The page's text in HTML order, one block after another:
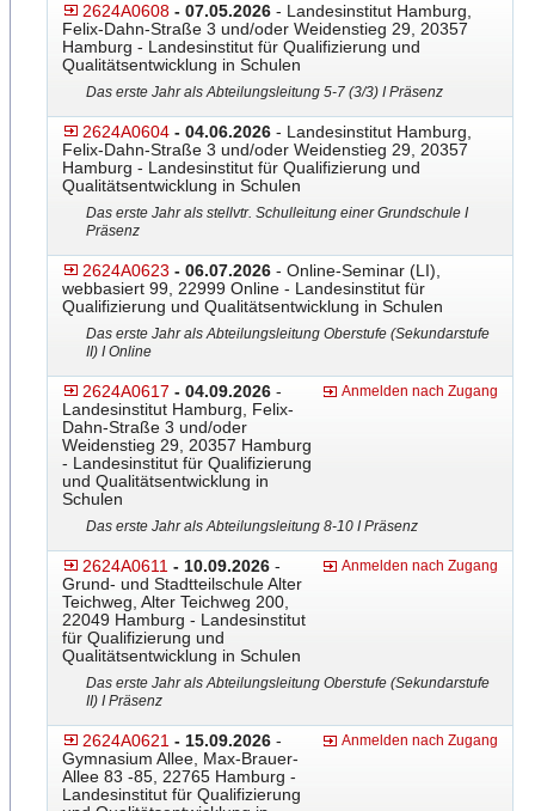
2624A0608 - 07.05.2026 - Landesinstitut Hamburg,
Felix-Dahn-Straße 3 und/oder Weidenstieg 29, 20357
Hamburg - Landesinstitut für Qualifizierung und
Qualitätsentwicklung in Schulen
Das erste Jahr als Abteilungsleitung 5-7 (3/3) I Präsenz
2624A0604 - 04.06.2026 - Landesinstitut Hamburg,
Felix-Dahn-Straße 3 und/oder Weidenstieg 29, 20357
Hamburg - Landesinstitut für Qualifizierung und
Qualitätsentwicklung in Schulen
Das erste Jahr als stellvtr. Schulleitung einer Grundschule I
Präsenz
2624A0623 - 06.07.2026 - Online-Seminar (LI),
webbasiert 99, 22999 Online - Landesinstitut für
Qualifizierung und Qualitätsentwicklung in Schulen
Das erste Jahr als Abteilungsleitung Oberstufe (Sekundarstufe
II) I Online
2624A0617 - 04.09.2026 -
Landesinstitut Hamburg, Felix-
Dahn-Straße 3 und/oder
Weidenstieg 29, 20357 Hamburg
- Landesinstitut für Qualifizierung
und Qualitätsentwicklung in
Schulen
Anmelden nach Zugang
Das erste Jahr als Abteilungsleitung 8-10 I Präsenz
2624A0611 - 10.09.2026 -
Grund- und Stadtteilschule Alter
Teichweg, Alter Teichweg 200,
22049 Hamburg - Landesinstitut
für Qualifizierung und
Qualitätsentwicklung in Schulen
Anmelden nach Zugang
Das erste Jahr als Abteilungsleitung Oberstufe (Sekundarstufe
II) I Präsenz
2624A0621 - 15.09.2026 -
Gymnasium Allee, Max-Brauer-
Allee 83 -85, 22765 Hamburg -
Landesinstitut für Qualifizierung
Anmelden nach Zugang